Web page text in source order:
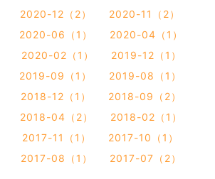
2020-12（2）
2020-11（2）
2020-06（1）
2020-04（1）
2020-02（1）
2019-12（1）
2019-09（1）
2019-08（1）
2018-12（1）
2018-09（2）
2018-04（2）
2018-02（1）
2017-11（1）
2017-10（1）
2017-08（1） 2017-07（2）